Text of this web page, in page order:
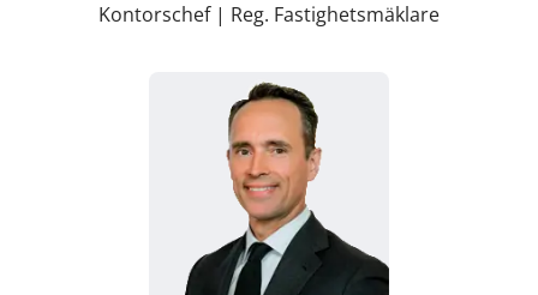
Kontorschef | Reg. Fastighetsmäklare